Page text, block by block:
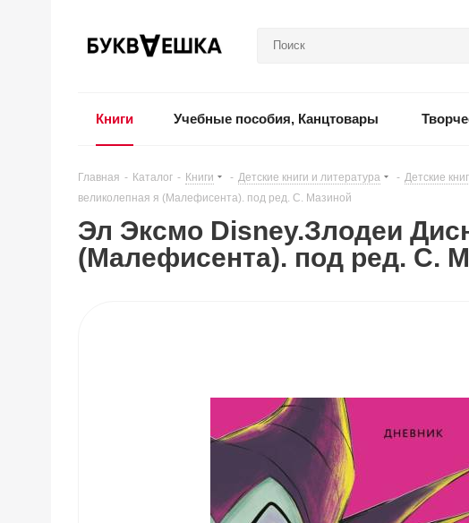
Книги Учебные пособия, Канцтовары
Главная - Каталог - Книги - Детские книги и литература - Детские
великолепная я (Малефисента). под ред. С. Мазиной
Эл Эксмо Disney.Злодеи
(Малефисента). под ред. С.